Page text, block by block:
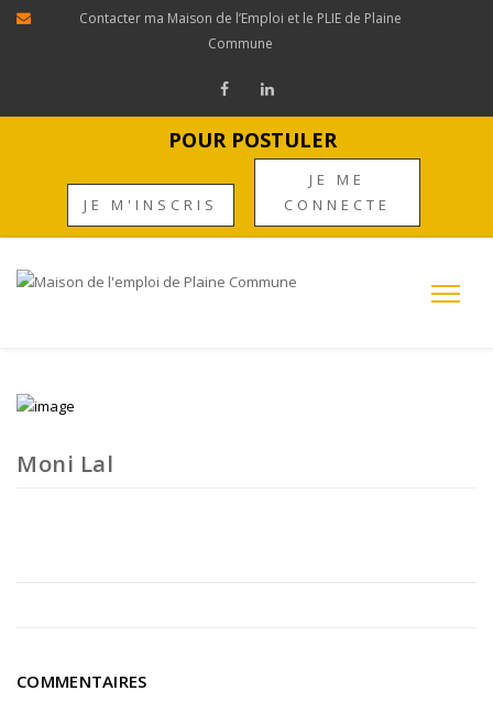
Contacter ma Maison de l’Emploi et le PLIE de Plaine
Commune
POUR POSTULER
JE M'INSCRIS
JE ME
CONNECTE
Moni Lal
COMMENTAIRES